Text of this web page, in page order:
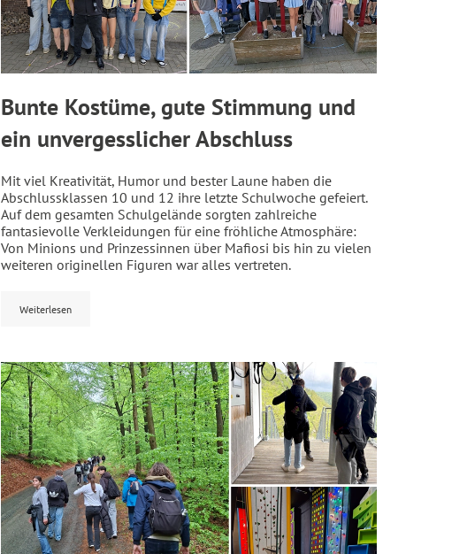
Bunte Kostüme, gute Stimmung und
ein unvergesslicher Abschluss
Mit viel Kreativität, Humor und bester Laune haben die
Abschlussklassen 10 und 12 ihre letzte Schulwoche gefeiert.
Auf dem gesamten Schulgelände sorgten zahlreiche
fantasievolle Verkleidungen für eine fröhliche Atmosphäre:
Von Minions und Prinzessinnen über Mafiosi bis hin zu vielen
weiteren originellen Figuren war alles vertreten.
Weiterlesen